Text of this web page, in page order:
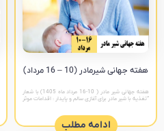
هفته جهانی شیرمادر (10 – 16 مرداد)
هفته جهانی شیر مادر ( 10-16 مرداد ماه 1405) با شعار
“تغذیه با شیر مادر برای آغازی سالم و پایدار : اقدامات موثر
ادامه مطلب